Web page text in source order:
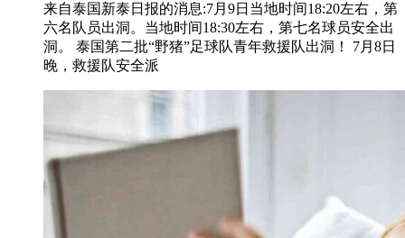
来自泰国新泰日报的消息:7月9日当地时间18:20左右，第
六名队员出洞。当地时间18:30左右，第七名球员安全出
洞。 泰国第二批“野猪”足球队青年救援队出洞！ 7月8日
晚，救援队安全派